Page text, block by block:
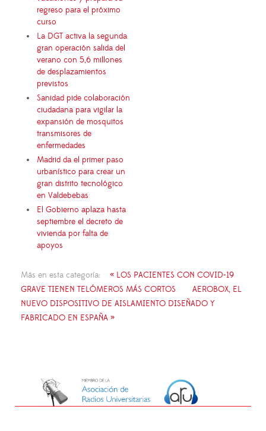
regreso para el próximo
curso
La DGT activa la segunda
gran operación salida del
verano con 5,6 millones
de desplazamientos
previstos
Sanidad pide colaboración
ciudadana para vigilar la
expansión de mosquitos
transmisores de
enfermedades
Madrid da el primer paso
urbanístico para crear un
gran distrito tecnológico
en Valdebebas
El Gobierno aplaza hasta
septiembre el decreto de
vivienda por falta de
apoyos
Más en esta categoría:
« LOS PACIENTES CON COVID-19
GRAVE TIENEN TELÓMEROS MÁS CORTOS
AEROBOX, EL
NUEVO DISPOSITIVO DE AISLAMIENTO DISEÑADO Y
FABRICADO EN ESPAÑA »